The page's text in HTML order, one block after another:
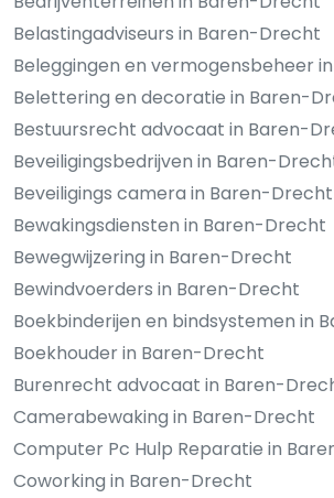
Belastingadviseurs in Baren-Drecht
Beleggingen en vermogensbeheer
Belettering en decoratie in Baren-
Bestuursrecht advocaat in Baren-
Beveiligingsbedrijven in Baren-
Beveiligings camera in Baren-Drecht
Bewakingsdiensten in Baren-Drecht
Bewegwijzering in Baren-Drecht
Bewindvoerders in Baren-Drecht
Boekbinderijen en bindsystemen in
Boekhouder in Baren-Drecht
Burenrecht advocaat in Baren-
Camerabewaking in Baren-Drecht
Computer Pc Hulp Reparatie in
Coworking in Baren-Drecht